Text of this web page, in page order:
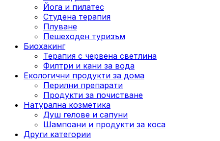
Йога и пилатес
Студена терапия
Плуване
Пешеходен туризъм
Биохакинг
Терапия с червена светлина
Филтри и кани за вода
Екологични продукти за дома
Перилни препарати
Продукти за почистване
Натурална козметика
Душ гелове и сапуни
Шампоани и продукти за коса
Други категории